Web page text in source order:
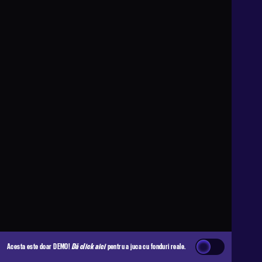
Acesta este doar DEMO!Dă click aicipentru a juca cu fonduri reale.